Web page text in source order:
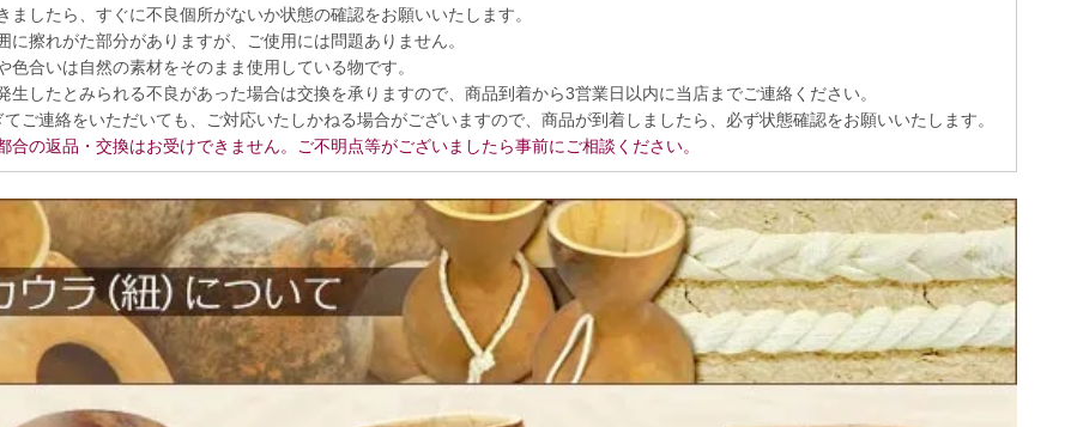
ましたら、すぐに不良個所がないか状態の確認をお願いいたします。
に擦れがた部分がありますが、ご使用には問題ありません。
色合いは自然の素材をそのまま使用している物です。
生したとみられる不良があった場合は交換を承りますので、商品到着から3営業日以内に当店までご連絡ください。
てご連絡をいただいても、ご対応いたしかねる場合がございますので、商品が到着しましたら、必ず状態確認をお願いいたします。
合の返品・交換はお受けできません。ご不明点等がございましたら事前にご相談ください。